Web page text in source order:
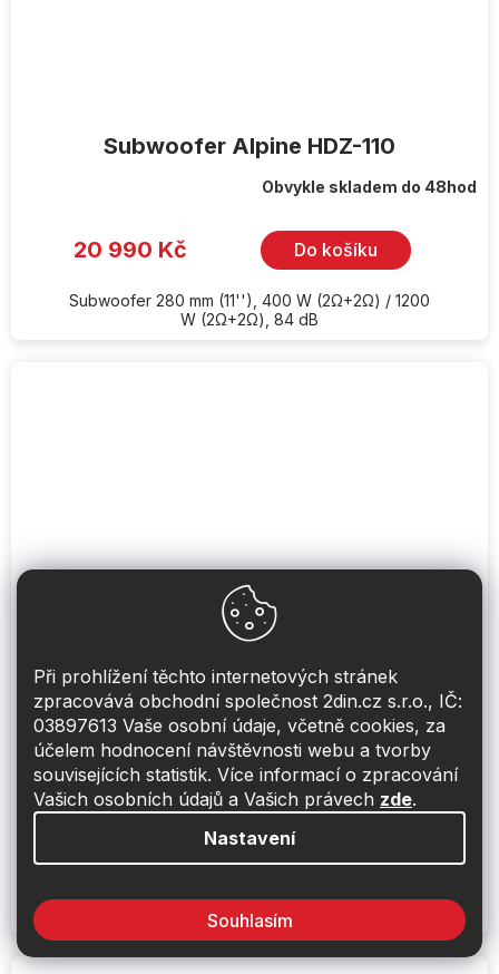
Při prohlížení těchto internetových stránek
zpracovává obchodní společnost 2din.cz s.r.o., IČ:
03897613 Vaše osobní údaje, včetně cookies, za
účelem hodnocení návštěvnosti webu a tvorby
souvisejících statistik. Více informací o zpracování
Vašich osobních údajů a Vašich právech zde.
Nastavení
Souhlasím
Subwoofer Alpine HDZ-110
Obvykle skladem do 48hod
20 990 Kč Do košíku
Subwoofer 280 mm (11''), 400 W (2Ω+2Ω) / 1200
W (2Ω+2Ω), 84 dB
Subwoofer Alpine R2-W10D2
Na dotaz
Do košíku
200Hz, 2Ω + 2Ω